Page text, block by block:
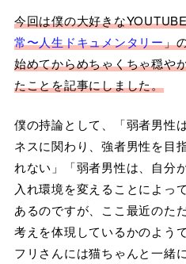
今回は僕の大好きな
常〜人生ドキュメンタリー」
始めてからめちゃくちゃ穏や
たことを記事にしました。
僕の持論として、「弱者男性
ネスに関わり、強者男性を目
れない」「弱者男性は、自分
入れ環境を変えることによっ
あるのですが、ここ最近のた
考えを体現しているかのよう
フリさんには猫ちゃんと一緒